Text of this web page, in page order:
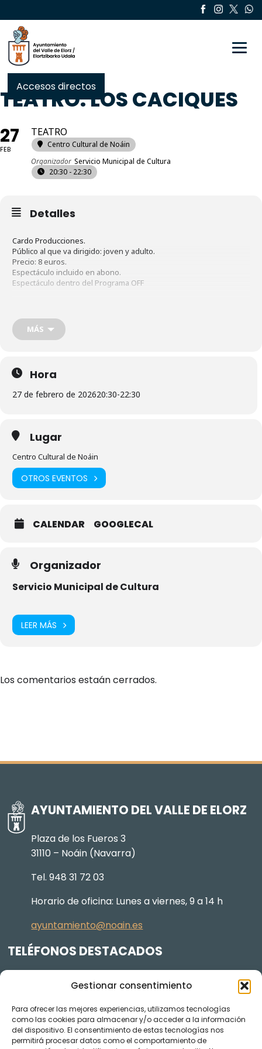
Gestionar consentimiento
Para ofrecer las mejores experiencias, utilizamos tecnologías
como las cookies para almacenar y/o acceder a la información
del dispositivo. El consentimiento de estas tecnologías nos
permitirá procesar datos como el comportamiento de
Accesos directos
TEATRO: LOS CACIQUES
27
FEB
TEATRO
Centro Cultural de Noáin
Organizador Servicio Municipal de Cultura
20:30 - 22:30
Detalles
Cardo Producciones.
Público al que va dirigido: joven y adulto.
Precio: 8 euros.
Espectáculo incluido en abono.
Espectáculo dentro del Programa OFF
Cardo Producciones presenta en formato de lectura dramatizada
esta obra de teatro de Carlos Arniches que funciona como una
sátira moral, social y política. En ella se retrata la corrupción y el
fuerzas vivas practican la corrupción y el caciquismo a sus anchas,
dando lugar a una serie de malentendidos y equívocos que acaban
trayendo consigo un lío descomunal.
MÁS
Hora
27 de febrero de 202620:30-22:30
Lugar
Centro Cultural de Noáin
OTROS EVENTOS
CALENDAR GOOGLECAL
Organizador
Servicio Municipal de Cultura
LEER MÁS
Los comentarios estaán cerrados.
AYUNTAMIENTO DEL VALLE DE ELORZ
Plaza de los Fueros 3
31110 – Noáin (Navarra)
Tel. 948 31 72 03
Horario de oficina: Lunes a viernes, 9 a 14 h
ayuntamiento@noain.es
TELÉFONOS DESTACADOS
605 834 045
948 368 156
Jardinería y Agenda Local 2030
948 074 848
TRANSPARENCIA